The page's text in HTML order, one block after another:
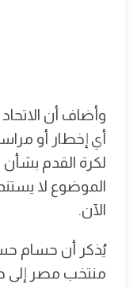
وأضاف أن الاتحاد
أي إخطار أو
لكرة القدم بشأن
الموضوع لا
الآن.
يُذكر أن حسام